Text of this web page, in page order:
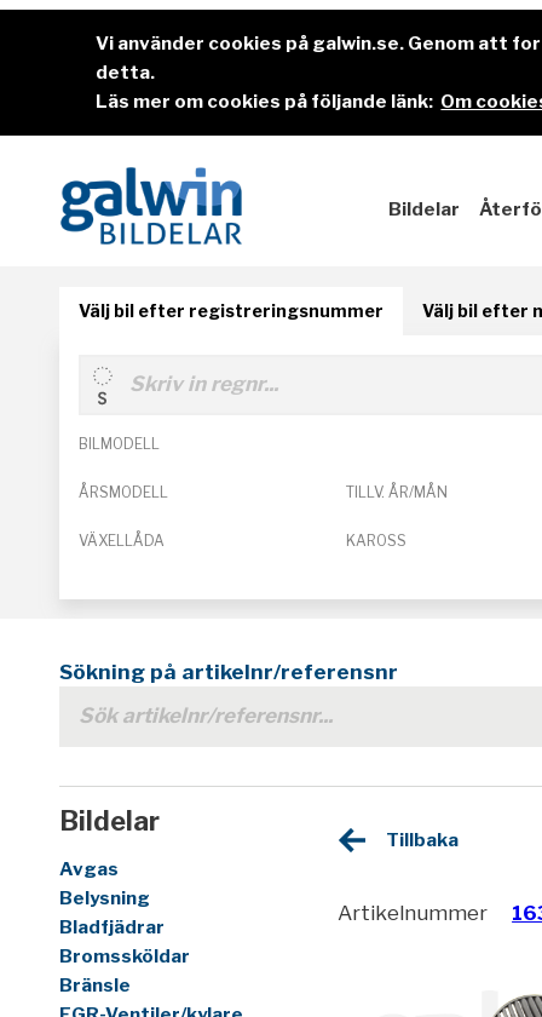
Vi använder cookies på galwin.se. Genom att
detta.
Läs mer om cookies på följande länk: Om
Bildelar
Välj bil efter registreringsnummer Välj bil efter
BILMODELL
ÅRSMODELL TILLV. ÅR/MÅN
VÄXELLÅDA KAROSS
Sökning på artikelnr/referensnr
Bildelar
Avgas
Belysning
Bladfjädrar
Bromssköldar
Bränsle
Tillbaka
Artikelnummer